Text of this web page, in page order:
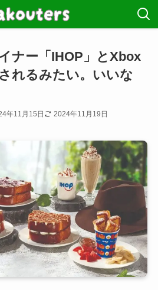
ナー「IHOP」とXbox
れるみたい。いいな
年11月15日 2024年11月19日